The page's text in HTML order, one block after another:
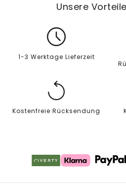
Unsere
1-3 Werktage Lieferzeit
Kostenfreie Rücksendung